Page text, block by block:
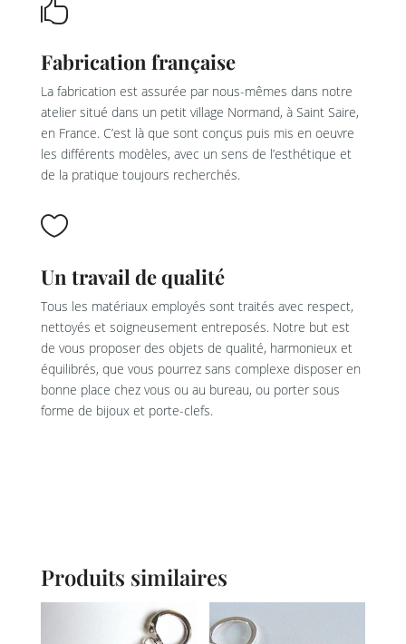

Fabrication française
La fabrication est assurée par nous-mêmes dans notre
atelier situé dans un petit village Normand, à Saint Saire,
en France. C’est là que sont conçus puis mis en oeuvre
les différents modèles, avec un sens de l’esthétique et
de la pratique toujours recherchés.

Un travail de qualité
Tous les matériaux employés sont traités avec respect,
nettoyés et soigneusement entreposés. Notre but est
de vous proposer des objets de qualité, harmonieux et
équilibrés, que vous pourrez sans complexe disposer en
bonne place chez vous ou au bureau, ou porter sous
forme de bijoux et porte-clefs.
Produits similaires